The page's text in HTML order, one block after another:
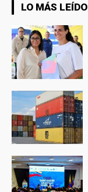
LO MÁS LEÍDO